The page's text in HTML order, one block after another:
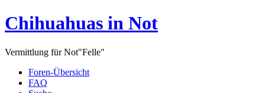
Chihuahuas in Not
Vermittlung für Not"Felle"
Foren-Übersicht
FAQ